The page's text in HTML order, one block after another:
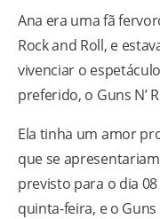
Ana era uma fã
Rock and Roll, e
vivenciar o
preferido, o Guns N’
Ela tinha um amor
que se
previsto para o dia
quinta-feira, e o